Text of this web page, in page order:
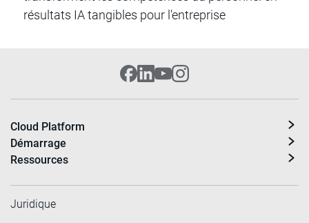
résultats IA tangibles pour l'entreprise
Cloud Platform
Démarrage
Ressources
Juridique